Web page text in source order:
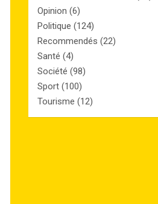
Opinion (6)
Politique (124)
Recommendés (22)
Santé (4)
Société (98)
Sport (100)
Tourisme (12)